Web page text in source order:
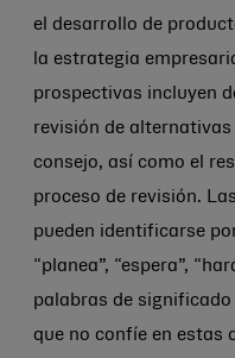
el desarrollo de
la estrategia
prospectivas incluyen
revisión de
consejo, así como el
proceso de revisión.
pueden identificarse
“planea”, “espera”,
palabras de
que no confíe en estas